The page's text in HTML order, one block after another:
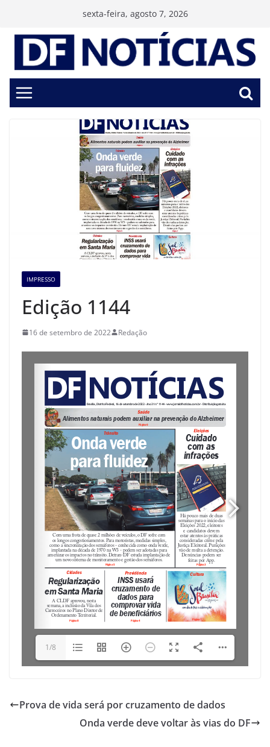
conteúdo
sexta-feira, agosto 7, 2026
IMPRESSO
Edição 1144
16 de setembro de 2022 Redação
1/8
Prova de vida será por cruzamento de dados
Onda verde deve voltar às vias do DF